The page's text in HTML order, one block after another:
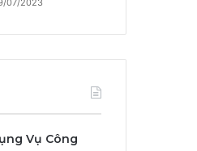
07/2023
Vụ Công